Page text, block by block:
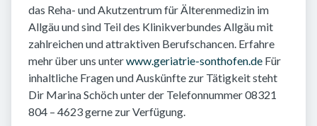
das Reha- und Akutzentrum für Älterenmedizin im
Allgäu und sind Teil des Klinikverbundes Allgäu mit
zahlreichen und attraktiven Berufschancen. Erfahre
mehr über uns unterwww.geriatrie-sonthofen.de Für
inhaltliche Fragen und Auskünfte zur Tätigkeit steht
Dir Marina Schöch unter der Telefonnummer 08321
804 – 4623 gerne zur Verfügung.